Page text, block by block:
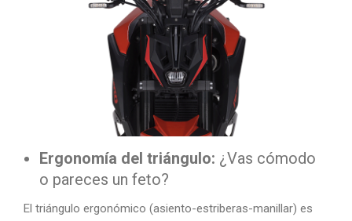
Ergonomía del triángulo: ¿Vas cómodo
o pareces un feto?
El triángulo ergonómico (asiento-estriberas-manillar) es